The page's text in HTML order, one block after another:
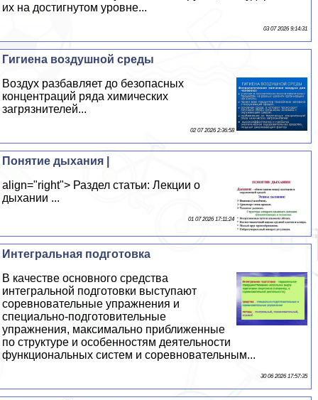
их на достигнутом уровне...
03 07 2026 9:14:31
Гигиена воздушной среды
Воздух разбавляет до безопасных
концентраций ряда химических
загрязнителей...
02 07 2026 2:36:58
Понятие дыхания |
align="right"> Раздел статьи: Лекции о
дыхании ...
01 07 2026 17:11:24
Интегральная подготовка
В качестве основного средства
интегральной подготовки выступают
соревновательные упражнения и
специально-подготовительные
упражнения, максимально приближенные
по структуре и особенностям деятельности
функциональных систем и соревновательным...
30 06 2026 17:57:35